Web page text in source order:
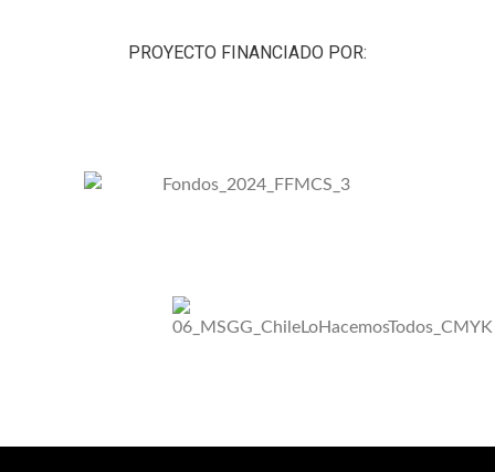
PROYECTO FINANCIADO POR: